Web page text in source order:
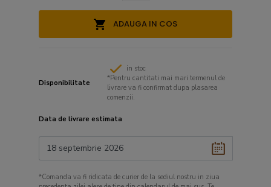
ADAUGA IN COS
Disponibilitate
in stoc
*Pentru cantitati mai mari termenul de
livrare va fi confirmat dupa plasarea
comenzii.
Data de livrare estimata
*Comanda va fi ridicata de curier de la sediul nostru in ziua